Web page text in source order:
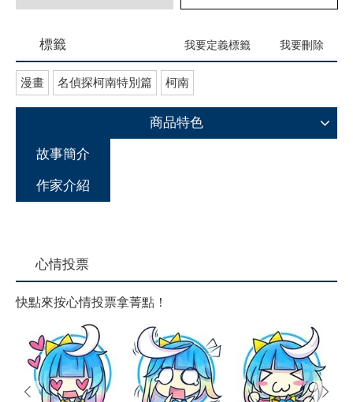
標籤 我要定義標籤 我要刪除
漫畫 名偵探柯南特別篇 柯南
商品特色
故事簡介
作家介紹
心情投票
快點來按心情投票拿菁點！
prev next